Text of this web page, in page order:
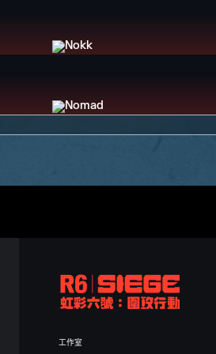
工作室